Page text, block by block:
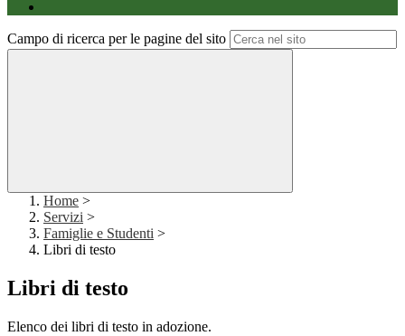
Campo di ricerca per le pagine del sito
Home >
Servizi >
Famiglie e Studenti >
Libri di testo
Libri di testo
Elenco dei libri di testo in adozione.